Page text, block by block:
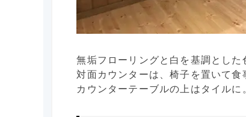
無垢フローリングと白を基調とし
対面カウンターは、椅子を置いて食
カウンターテーブルの上はタイル